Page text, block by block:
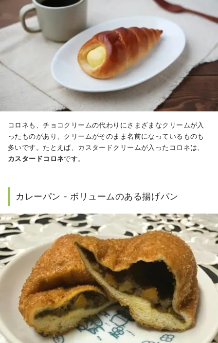
コロネも、チョコクリームの代わりにさまざまなクリームが入
ったものがあり、クリームがそのまま名前になっているものも
多いです。たとえば、カスタードクリームが入ったコロネは、
カスタードコロネです。
カレーパン - ボリュームのある揚げパン